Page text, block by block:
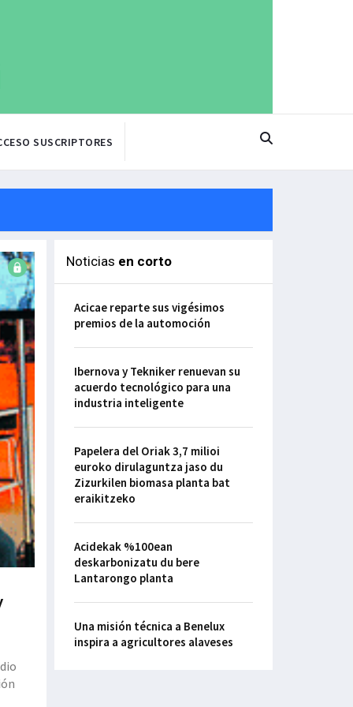
SUSCRIPTORES
Noticias en corto
Acicae reparte sus vigésimos
premios de la automoción
Ibernova y Tekniker renuevan su
acuerdo tecnológico para una
industria inteligente
Papelera del Oriak 3,7 milioi
euroko dirulaguntza jaso du
Zizurkilen biomasa planta bat
eraikitzeko
Acidekak %100ean
deskarbonizatu du bere
Lantarongo planta
Una misión técnica a Benelux
inspira a agricultores alaveses